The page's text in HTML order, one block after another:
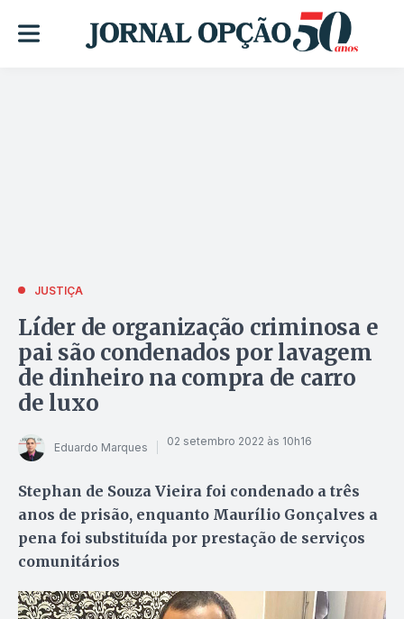
JUSTIÇA
Líder de organização criminosa e
pai são condenados por lavagem
de dinheiro na compra de carro
de luxo
Eduardo Marques 02 setembro 2022 às 10h16
Stephan de Souza Vieira foi condenado a três
anos de prisão, enquanto Maurílio Gonçalves a
pena foi substituída por prestação de serviços
comunitários